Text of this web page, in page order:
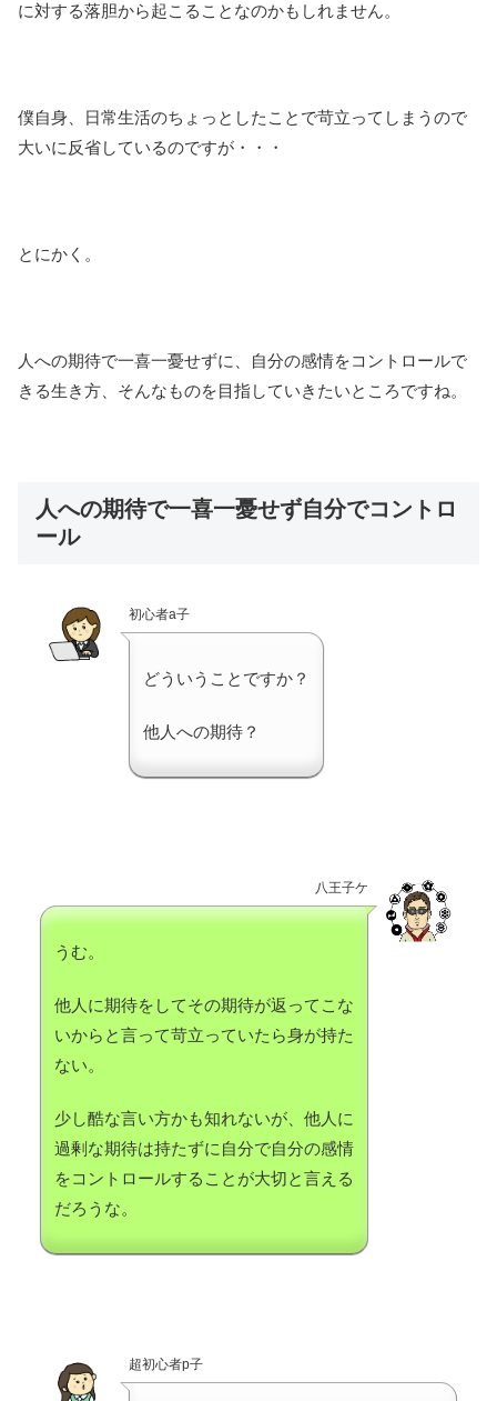
に対する落胆から起こることなのかもしれません。
僕自身、日常生活のちょっとしたことで苛立ってしまうので
大いに反省しているのですが・・・
とにかく。
人への期待で一喜一憂せずに、自分の感情をコントロールで
きる生き方、そんなものを目指していきたいところですね。
人への期待で一喜一憂せず自分でコントロ
ール
初心者a子
どういうことですか？
他人への期待？
八王子ケ
うむ。
他人に期待をしてその期待が返ってこな
いからと言って苛立っていたら身が持た
ない。
少し酷な言い方かも知れないが、他人に
過剰な期待は持たずに自分で自分の感情
をコントロールすることが大切と言える
だろうな。
超初心者p子